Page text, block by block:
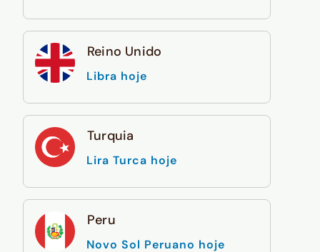
Reino Unido
Libra hoje
Turquia
Lira Turca hoje
Peru
Novo Sol Peruano hoje